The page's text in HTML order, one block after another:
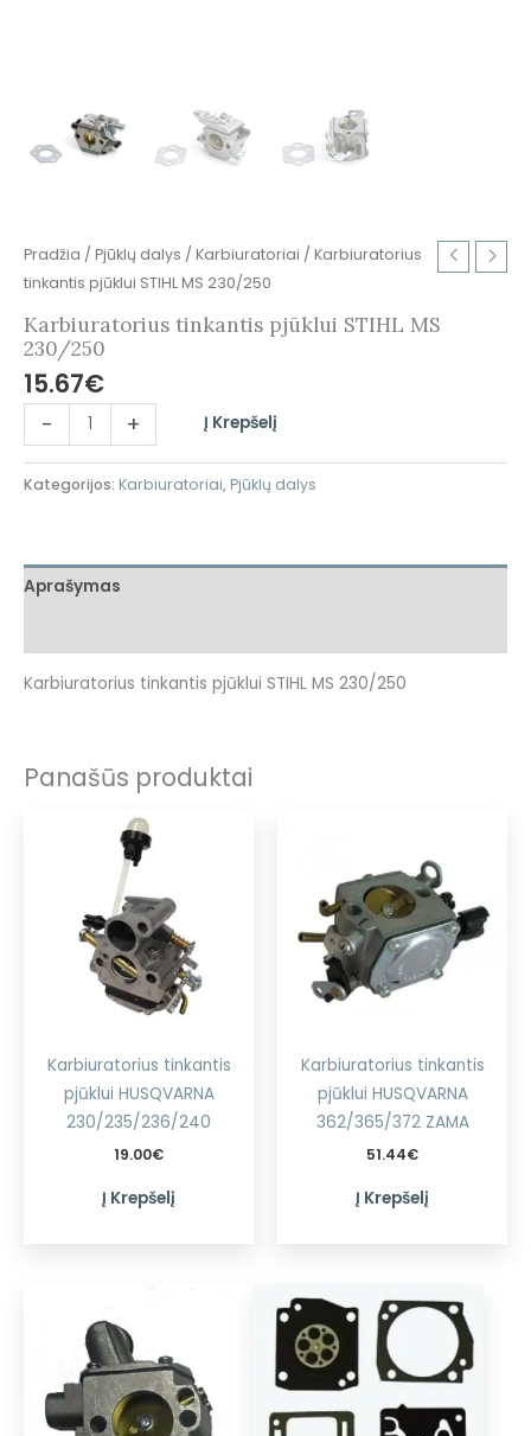
Pradžia / Pjūklų dalys / Karbiuratoriai / Karbiuratorius
tinkantis pjūklui STIHL MS 230/250
Karbiuratorius tinkantis pjūklui STIHL MS
230/250
15.67€
- + Į Krepšelį
Kategorijos: Karbiuratoriai, Pjūklų dalys
Aprašymas
Karbiuratorius tinkantis pjūklui STIHL MS 230/250
Panašūs produktai
Karbiuratorius tinkantis
pjūklui HUSQVARNA
230/235/236/240
19.00€
Į Krepšelį
Karbiuratorius tinkantis
pjūklui HUSQVARNA
362/365/372 ZAMA
51.44€
Į Krepšelį